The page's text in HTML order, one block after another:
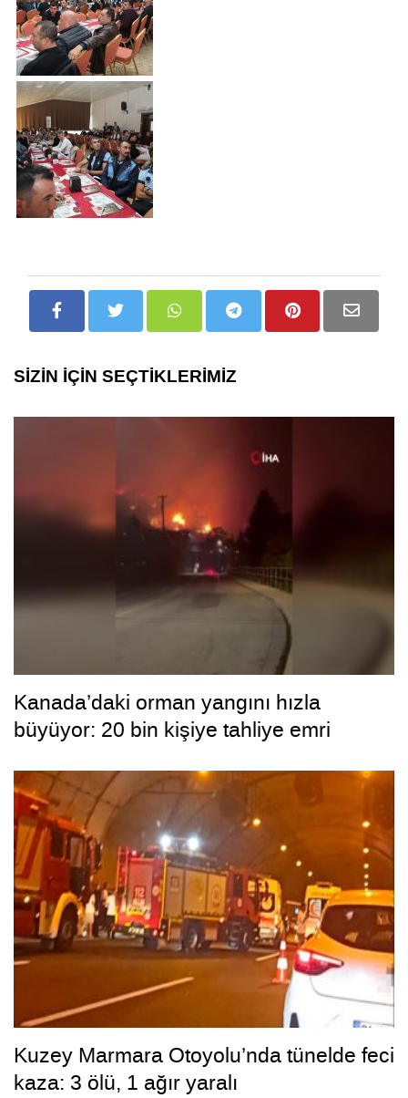
SİZİN İÇİN SEÇTİKLERİMİZ
Kanada’daki orman yangını hızla
büyüyor: 20 bin kişiye tahliye emri
Kuzey Marmara Otoyolu’nda tünelde feci
kaza: 3 ölü, 1 ağır yaralı